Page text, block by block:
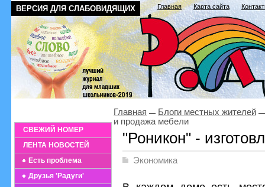
ВЕРСИЯ ДЛЯ СЛАБОВИДЯЩИХ Главная Карта сайта
СВЕЖИЙ НОМЕР
ЛЕНТА НОВОСТЕЙ
Есть проблема
Друзья 'Радуги'
Главная
Блоги местных жителей
и продажа мебели
"Роникон" -
Экономика